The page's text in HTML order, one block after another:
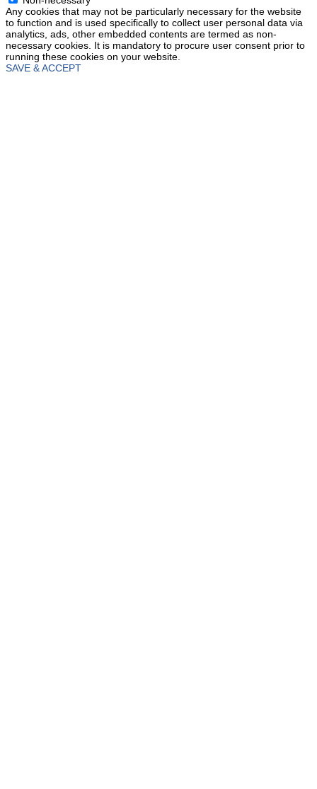
Any cookies that may not be particularly necessary for the website
to function and is used specifically to collect user personal data via
analytics, ads, other embedded contents are termed as non-
necessary cookies. It is mandatory to procure user consent prior to
running these cookies on your website.
SAVE & ACCEPT